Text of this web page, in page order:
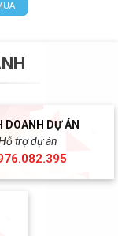
DOANH DỰ ÁN
trợ dự án